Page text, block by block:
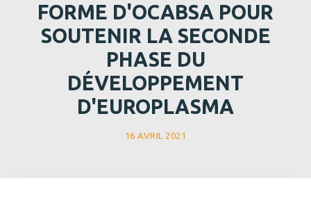
FORME D'OCABSA POUR
SOUTENIR LA SECONDE
PHASE DU
DÉVELOPPEMENT
D'EUROPLASMA
16 AVRIL 2021